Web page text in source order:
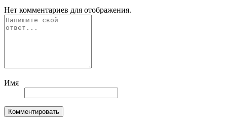
Нет комментариев для отображения.
Имя
Комментировать